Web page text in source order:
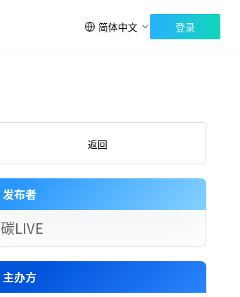
简体中文 登录
返回
发布者
碳LIVE
主办方